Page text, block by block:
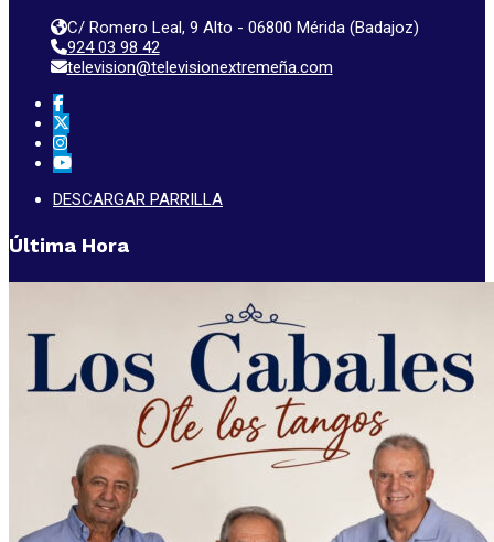
C/ Romero Leal, 9 Alto - 06800 Mérida (Badajoz)
924 03 98 42
television@televisionextremeña.com
DESCARGAR PARRILLA
Última Hora